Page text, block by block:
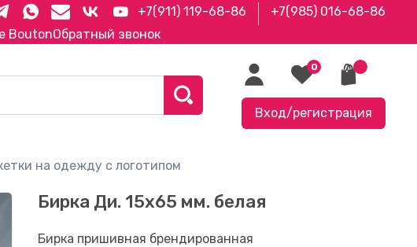
BoutonОбратный звонок
+7(911) 119-68-86 +7(985) 016-68-86
0
Вход/регистрация
на одежду с логотипом
Бирка Ди. 15х65 мм. белая
Бирка пришивная брендированная